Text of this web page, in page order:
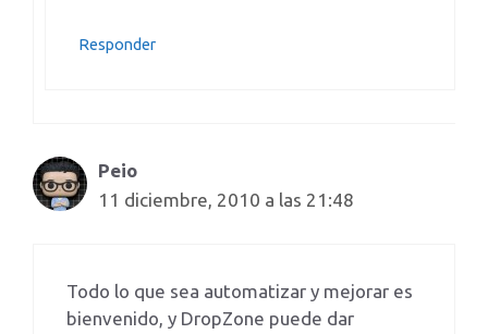
Responder
Peio
11 diciembre, 2010 a las 21:48
Todo lo que sea automatizar y mejorar es
bienvenido, y DropZone puede dar